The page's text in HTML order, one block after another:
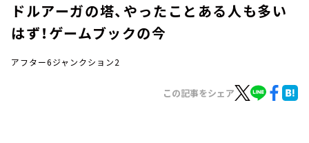
ドルアーガの塔、やったことある人も多い
はず！ゲームブックの今
アフター6ジャンクション2
この記事をシェア